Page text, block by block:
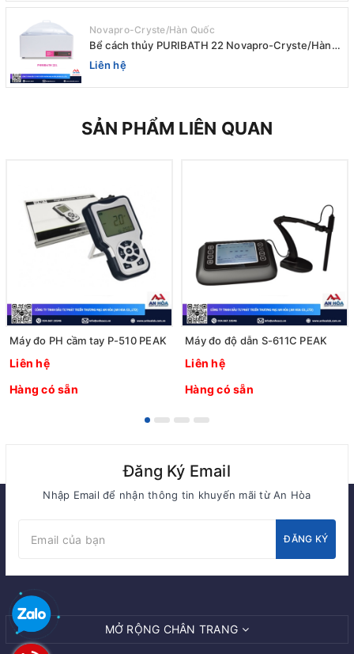
Novapro-Cryste/Hàn Quốc
Bể cách thủy PURIBATH 22 Novapro-Cryste/Hàn
Quốc
Liên hệ
SẢN PHẨM LIÊN QUAN
Máy đo PH cầm tay P-510 PEAK
Liên hệ
Hàng có sẵn
Máy đo độ dẫn S-611C PEAK
Liên hệ
Hàng có sẵn
Đăng Ký Email
Nhập Email để nhận thông tin khuyến mãi từ An Hòa
ĐĂNG KÝ
MỞ RỘNG CHÂN TRANG